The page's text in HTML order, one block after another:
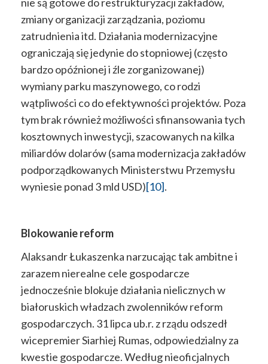
zmiany organizacji zarządzania, poziomu
zatrudnienia itd. Działania modernizacyjne
ograniczają się jedynie do stopniowej (często
bardzo opóźnionej i źle zorganizowanej)
wymiany parku maszynowego, co rodzi
wątpliwości co do efektywności projektów. Poza
tym brak również możliwości sfinansowania tych
kosztownych inwestycji, szacowanych na kilka
miliardów dolarów (sama modernizacja zakładów
podporządkowanych Ministerstwu Przemysłu
wyniesie ponad 3 mld USD)[10].
Blokowanie reform
Alaksandr Łukaszenka narzucając tak ambitne i
zarazem nierealne cele gospodarcze
jednocześnie blokuje działania nielicznych w
białoruskich władzach zwolenników reform
gospodarczych. 31 lipca ub.r. z rządu odszedł
wicepremier Siarhiej Rumas, odpowiedzialny za
kwestie gospodarcze. Według nieoficjalnych